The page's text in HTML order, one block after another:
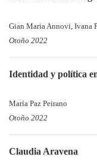
Gian Maria Annovi, Ivana
Otoño 2022
Identidad y política
María Paz Peirano
Otoño 2022
Claudia Aravena